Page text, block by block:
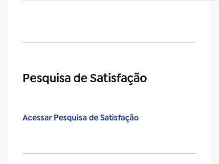
Pesquisa de Satisfação
Acessar Pesquisa de Satisfação